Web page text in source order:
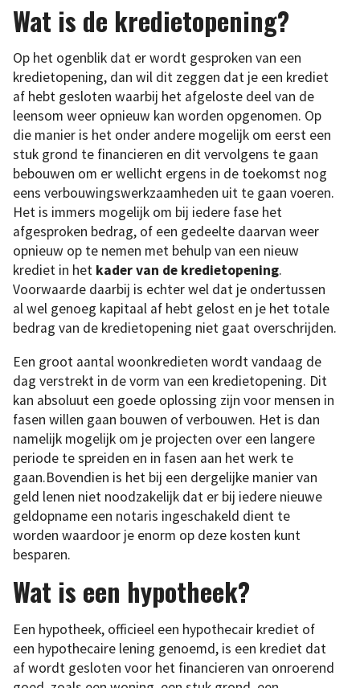
Wat is de kredietopening?
Op het ogenblik dat er wordt gesproken van een
kredietopening, dan wil dit zeggen dat je een krediet
af hebt gesloten waarbij het afgeloste deel van de
leensom weer opnieuw kan worden opgenomen. Op
die manier is het onder andere mogelijk om eerst een
stuk grond te financieren en dit vervolgens te gaan
bebouwen om er wellicht ergens in de toekomst nog
eens verbouwingswerkzaamheden uit te gaan voeren.
Het is immers mogelijk om bij iedere fase het
afgesproken bedrag, of een gedeelte daarvan weer
opnieuw op te nemen met behulp van een nieuw
krediet in het kader van de kredietopening.
Voorwaarde daarbij is echter wel dat je ondertussen
al wel genoeg kapitaal af hebt gelost en je het totale
bedrag van de kredietopening niet gaat overschrijden.
Een groot aantal woonkredieten wordt vandaag de
dag verstrekt in de vorm van een kredietopening. Dit
kan absoluut een goede oplossing zijn voor mensen in
fasen willen gaan bouwen of verbouwen. Het is dan
namelijk mogelijk om je projecten over een langere
periode te spreiden en in fasen aan het werk te
gaan.Bovendien is het bij een dergelijke manier van
geld lenen niet noodzakelijk dat er bij iedere nieuwe
geldopname een notaris ingeschakeld dient te
worden waardoor je enorm op deze kosten kunt
besparen.
Wat is een hypotheek?
Een hypotheek, officieel een hypothecair krediet of
een hypothecaire lening genoemd, is een krediet dat
af wordt gesloten voor het financieren van onroerend